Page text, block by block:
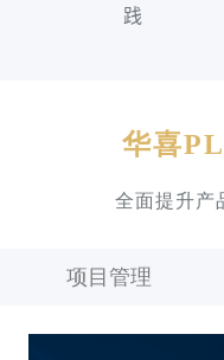
践
华喜
全面提升产
项目管理